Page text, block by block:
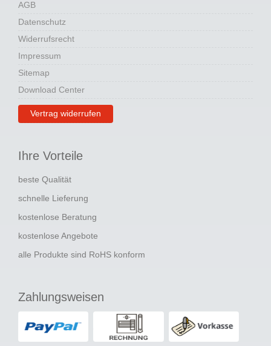
AGB
Datenschutz
Widerrufsrecht
Impressum
Sitemap
Download Center
Vertrag widerrufen
Ihre Vorteile
beste Qualität
schnelle Lieferung
kostenlose Beratung
kostenlose Angebote
alle Produkte sind RoHS konform
Zahlungsweisen